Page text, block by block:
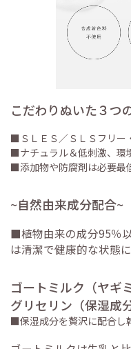
こだわりぬいた３つ
■ＳＬＥＳ／ＳＬＳフリー
■ナチュラル＆低刺激、環
■添加物や防腐剤は必要最
~自然由来成分配合~
■植物由来の成分95％
は清潔で健康的な状態
ゴートミルク（ヤギ
グリセリン（保湿成分
■保湿成分を贅沢に配合し